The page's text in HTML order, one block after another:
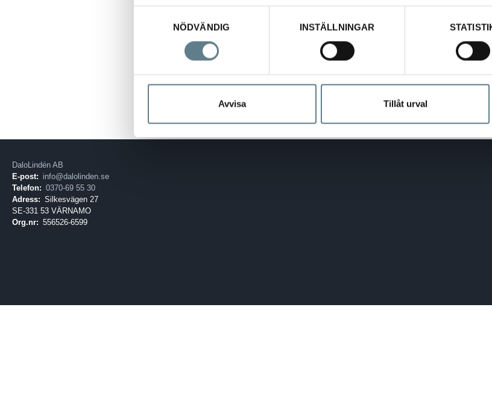
NÖDVÄNDIG
INSTÄLLNINGAR
Avvisa Tillåt urval
1200420-10
Visa
DaloLindén AB
E-post: info@dalolinden.se
Telefon: 0370-69 55 30
Adress: Silkesvägen 27
SE-331 53 VÄRNAMO
Org.nr: 556526-6599